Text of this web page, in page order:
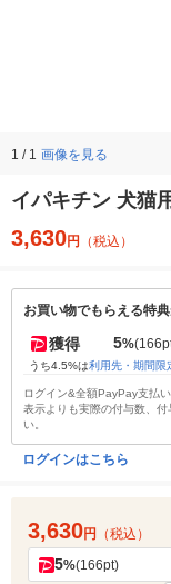
1 / 1 画像を見る
イパキチン 犬猫
3,630円 （税込）
お買い物でもらえる特典
獲得 5%
うち4.5%は利用先・期間限
ログイン&全額PayPay支払
表示よりも実際の付与数、
い。
ログインはこちら
3,630円 （税込）
5%(166pt)